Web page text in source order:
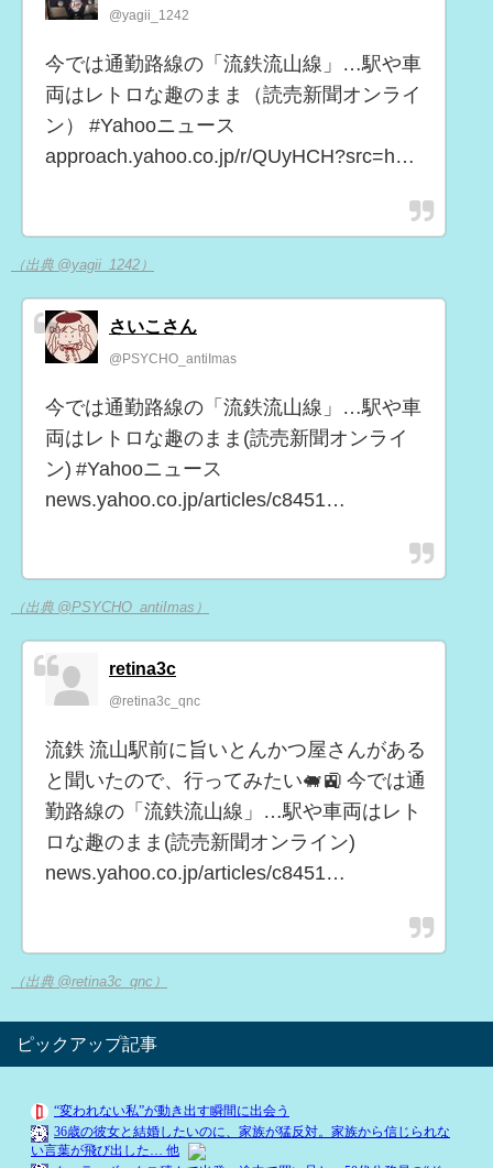
@yagii_1242
今では通勤路線の「流鉄流山線」…駅や車
両はレトロな趣のまま（読売新聞オンライ
ン） #Yahooニュース
approach.yahoo.co.jp/r/QUyHCH?src=h…
（出典 @yagii_1242）
さいこさん
@PSYCHO_antiImas
今では通勤路線の「流鉄流山線」…駅や車
両はレトロな趣のまま(読売新聞オンライ
ン) #Yahooニュース
news.yahoo.co.jp/articles/c8451…
（出典 @PSYCHO_antiImas）
retina3c
@retina3c_qnc
流鉄 流山駅前に旨いとんかつ屋さんがある
と聞いたので、行ってみたい🐖🚉 今では通
勤路線の「流鉄流山線」…駅や車両はレト
ロな趣のまま(読売新聞オンライン)
news.yahoo.co.jp/articles/c8451…
（出典 @retina3c_qnc）
ピックアップ記事